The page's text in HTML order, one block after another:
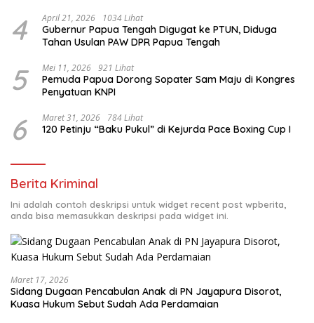
4 April 21, 2026 1034 Lihat
Gubernur Papua Tengah Digugat ke PTUN, Diduga
Tahan Usulan PAW DPR Papua Tengah
5 Mei 11, 2026 921 Lihat
Pemuda Papua Dorong Sopater Sam Maju di Kongres
Penyatuan KNPI
6 Maret 31, 2026 784 Lihat
120 Petinju “Baku Pukul” di Kejurda Pace Boxing Cup I
Berita Kriminal
Ini adalah contoh deskripsi untuk widget recent post wpberita,
anda bisa memasukkan deskripsi pada widget ini.
Maret 17, 2026
Sidang Dugaan Pencabulan Anak di PN Jayapura Disorot,
Kuasa Hukum Sebut Sudah Ada Perdamaian